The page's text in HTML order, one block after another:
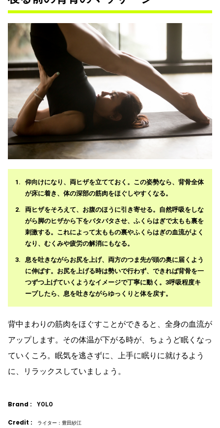
仰向けになり、両ヒザを立てておく。この姿勢なら、背骨全体
が床に着き、体の深部の筋肉をほぐしやすくなる。
両ヒザをそろえて、お腹のほうに引き寄せる。自然呼吸をしな
がら脚のヒザから下をバタバタさせ、ふくらはぎで太もも裏を
刺激する。これによって太ももの裏やふくらはぎの血流がよく
なり、むくみや疲労の解消にもなる。
息を吐きながらお尻を上げ、両方のつま先が頭の奥に届くよう
に伸ばす。お尻を上げる時は勢いで行わず、できれば背骨を一
つずつ上げていくようなイメージで丁寧に動く。3呼吸程度キ
ープしたら、息を吐きながらゆっくりと体を戻す。
背中まわりの筋肉をほぐすことができると、全身の血流が
アップします。その体温が下がる時が、ちょうど眠くなっ
ていくころ。眠気を逃さずに、上手に眠りに就けるよう
に、リラックスしていましょう。
Brand : YOLO
Credit :
ライター：豊田紗江